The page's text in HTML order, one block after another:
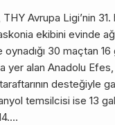
Avrupa Ligi’nin 31.
ekibini evinde
oynadığı 30 maçtan
yer alan Anadolu
desteğiyle
temsilcisi ise 13